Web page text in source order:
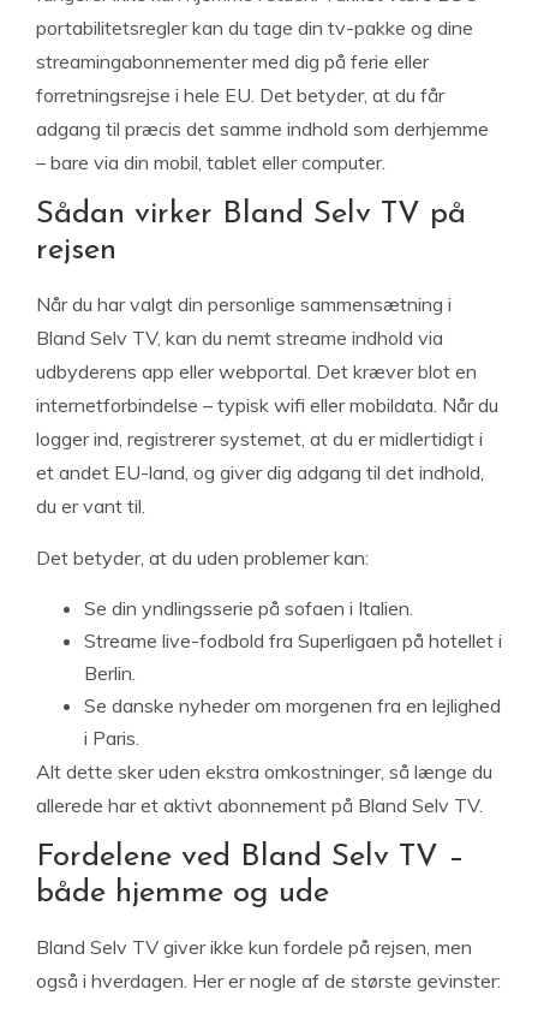
portabilitetsregler kan du tage din tv-pakke og dine
streamingabonnementer med dig på ferie eller
forretningsrejse i hele EU. Det betyder, at du får
adgang til præcis det samme indhold som derhjemme
– bare via din mobil, tablet eller computer.
Sådan virker Bland Selv TV på
rejsen
Når du har valgt din personlige sammensætning i
Bland Selv TV, kan du nemt streame indhold via
udbyderens app eller webportal. Det kræver blot en
internetforbindelse – typisk wifi eller mobildata. Når du
logger ind, registrerer systemet, at du er midlertidigt i
et andet EU-land, og giver dig adgang til det indhold,
du er vant til.
Det betyder, at du uden problemer kan:
Se din yndlingsserie på sofaen i Italien.
Streame live-fodbold fra Superligaen på hotellet i
Berlin.
Se danske nyheder om morgenen fra en lejlighed
i Paris.
Alt dette sker uden ekstra omkostninger, så længe du
allerede har et aktivt abonnement på Bland Selv TV.
Fordelene ved Bland Selv TV –
både hjemme og ude
Bland Selv TV giver ikke kun fordele på rejsen, men
også i hverdagen. Her er nogle af de største gevinster: